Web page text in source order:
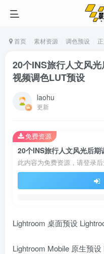
首页 素材资源 调色预设
20个INS旅行人文风
视频调色LUT预设
laohu
更新
此内容为免费资源，请登录
免费资源
Lightroom 桌面预设
Lightroom Mobile 原生预